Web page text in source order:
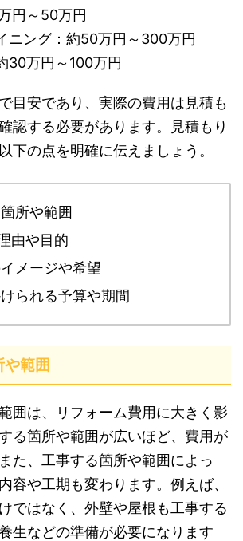
円～50万円
ニング：約50万円～300万円
30万円～100万円
目安であり、実際の費用は見積も
認する必要があります。見積もり
下の点を明確に伝えましょう。
所や範囲
由や目的
メージや希望
られる予算や期間
範囲
囲は、リフォーム費用に大きく影
る箇所や範囲が広いほど、費用が
た、工事する箇所や範囲によっ
容や工期も変わります。例えば、
ではなく、外壁や屋根も工事する
生などの準備が必要になります